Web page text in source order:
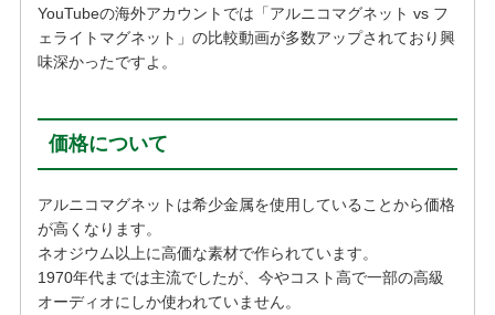
YouTubeの海外アカウントでは「アルニコマグネット vs フ
ェライトマグネット」の比較動画が多数アップされており興
味深かったですよ。
価格について
アルニコマグネットは希少金属を使用していることから価格
が高くなります。
ネオジウム以上に高価な素材で作られています。
1970年代までは主流でしたが、今やコスト高で一部の高級
オーディオにしか使われていません。